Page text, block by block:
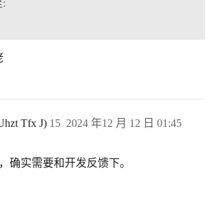
:
Tfx J) 2024 年12 月 12 日 01:45
15
确实需要和开发反馈下。